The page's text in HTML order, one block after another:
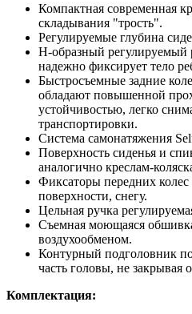
Компактная современная
складывания "трость".
Регулируемые глубина
Н-образный регулируемый
надежно фиксирует тело
Быстросъемные задние
обладают повышенной
устойчивостью, легко
транспортировки.
Система самонатяжения
Поверхность сиденья и
аналогично креслам-
Фиксаторы передних
поверхности, снегу.
Цельная ручка
Съемная моющаяся
воздухообменом.
Контурный подголовник
часть головы, не закрывая
Комплектация: